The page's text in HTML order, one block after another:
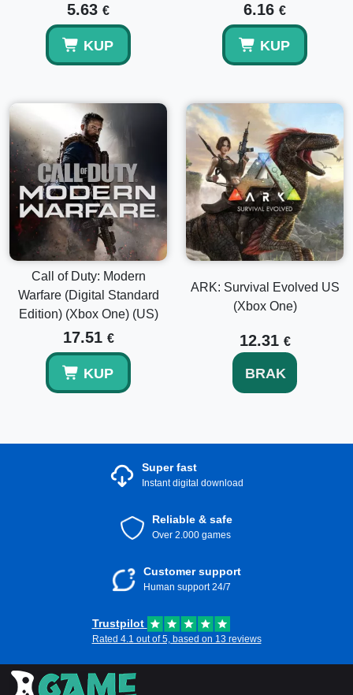
5.63 €
KUP
6.16 €
KUP
Call of Duty: Modern
Warfare (Digital Standard
Edition) (Xbox One) (US)
17.51 €
KUP
ARK: Survival Evolved US
(Xbox One)
12.31 €
BRAK
Super fast
Instant digital download
Reliable & safe
Over 2.000 games
Customer support
Human support 24/7
Trustpilot
Rated 4.1 out of 5, based on 13 reviews